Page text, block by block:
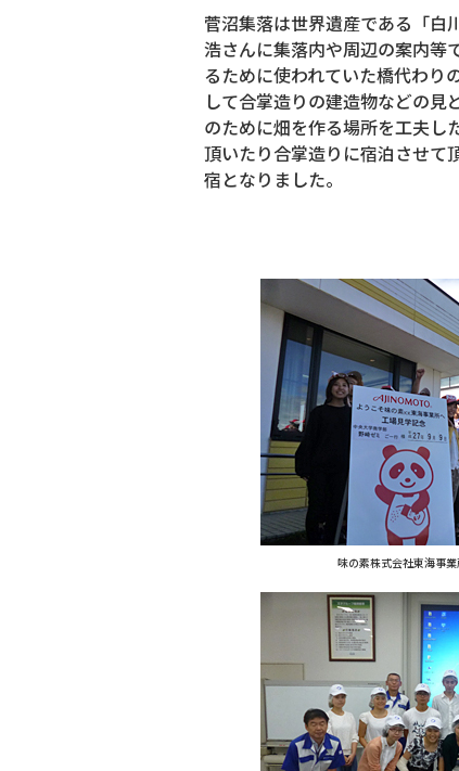
菅沼集落は世界遺産である「白
浩さんに集落内や周辺の案内等
るために使われていた橋代わり
して合掌造りの建造物などの
のために畑を作る場所を工夫し
頂いたり合掌造りに宿泊させて
宿となりました。
味の素株式会社東海事